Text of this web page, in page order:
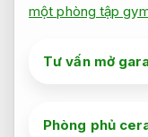
một phòng tập
Tư vấn mở
Phòng phủ